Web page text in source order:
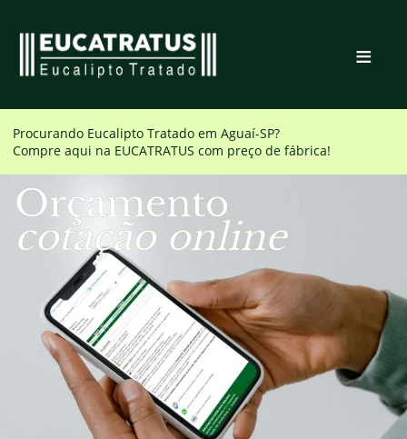
≡
Procurando Eucalipto Tratado emAguaí-SP?
Compre aqui na EUCATRATUS com preço de fábrica!
Orçamento
cotação online